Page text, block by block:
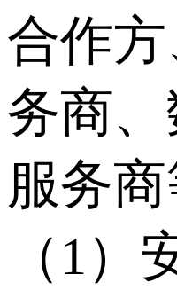
合作
务商
服务商
（1）